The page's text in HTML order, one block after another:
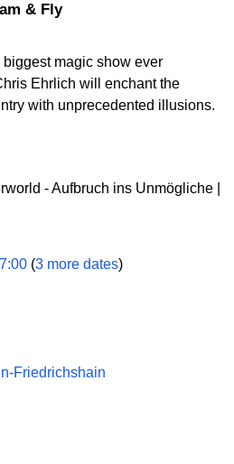
& Fly
magic show ever
Ehrlich will enchant the
with unprecedented illusions.
- Aufbruch ins Unmögliche |
(3 more dates)
Friedrichshain